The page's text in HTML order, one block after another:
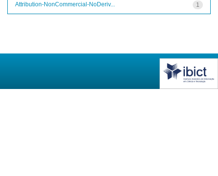
1
Attribution-NonCommercial-NoDeriv...